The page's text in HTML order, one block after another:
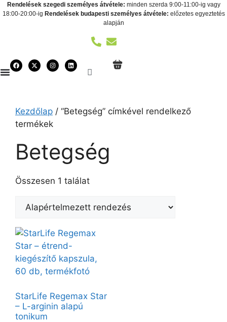
Rendelések szegedi személyes átvétele: minden szerda 9:00-11:00-ig vagy
18:00-20:00-ig Rendelések budapesti személyes átvétele: előzetes egyeztetés
alapján
Kezdőlap / “Betegség” címkével rendelkező
termékek
Betegség
Összesen 1 találat
StarLife Regemax Star
– L-arginin alapú
tonikum